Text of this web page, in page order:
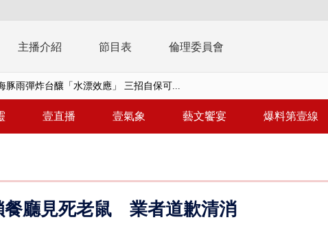
主播介紹 節目表 倫理委員會
豚雨彈炸台釀「水漂效應」 三招自保可...
象／西北太平洋「三颱共舞」 昌鴻、琵...
壹直播 壹氣象 藝文饗宴 爆料第壹線
餐廳見死老鼠 業者道歉清消